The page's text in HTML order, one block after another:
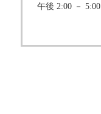
午後 2:00 － 5:00